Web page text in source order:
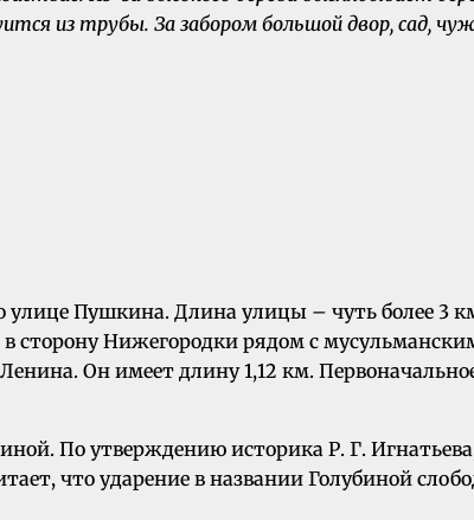
из трубы. За забором большой двор, сад,
Пушкина. Длина улицы – чуть более 3
сторону Нижегородки рядом с
Он имеет длину 1,12 км.
По утверждению историка Р. Г.
что ударение в названии Голубиной